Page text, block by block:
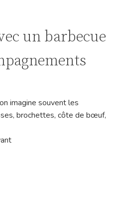
un barbecue
imagine souvent les
brochettes, côte de bœuf,